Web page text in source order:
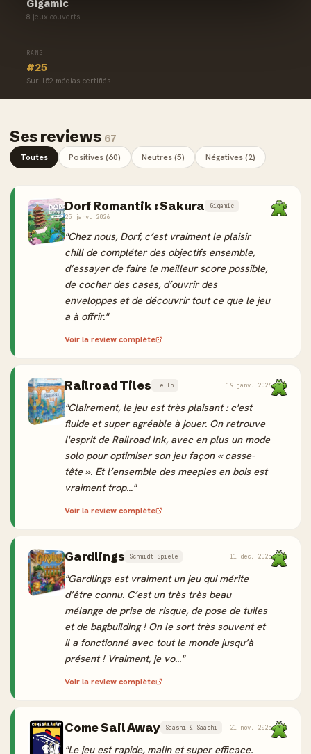
Gigamic
8 jeux couverts
RANG
#25
Sur 152 médias certifiés
Ses reviews 67
Toutes Positives (60) Neutres (5) Négatives (2)
Dorf Romantik : Sakura
Gigamic
25 janv. 2026
"Chez nous, Dorf, c’est vraiment le plaisir
chill de compléter des objectifs ensemble,
d’essayer de faire le meilleur score possible,
de cocher des cases, d’ouvrir des
enveloppes et de découvrir tout ce que le jeu
a à offrir."
Voir la review complète
Railroad Tiles Iello 19 janv. 2026
"Clairement, le jeu est très plaisant : c'est
fluide et super agréable à jouer. On retrouve
l'esprit de Railroad Ink, avec en plus un mode
solo pour optimiser son jeu façon « casse-
tête ». Et l’ensemble des meeples en bois est
vraiment trop..."
Voir la review complète
Gardlings Schmidt Spiele 11 déc. 2025
"Gardlings est vraiment un jeu qui mérite
d’être connu. C’est un très très beau
mélange de prise de risque, de pose de tuiles
et de bagbuilding ! On le sort très souvent et
il a fonctionné avec tout le monde jusqu’à
présent ! Vraiment, je vo..."
Voir la review complète
Come Sail Away Saashi & Saashi 21 nov. 2025
"Le jeu est rapide, malin et super efficace.